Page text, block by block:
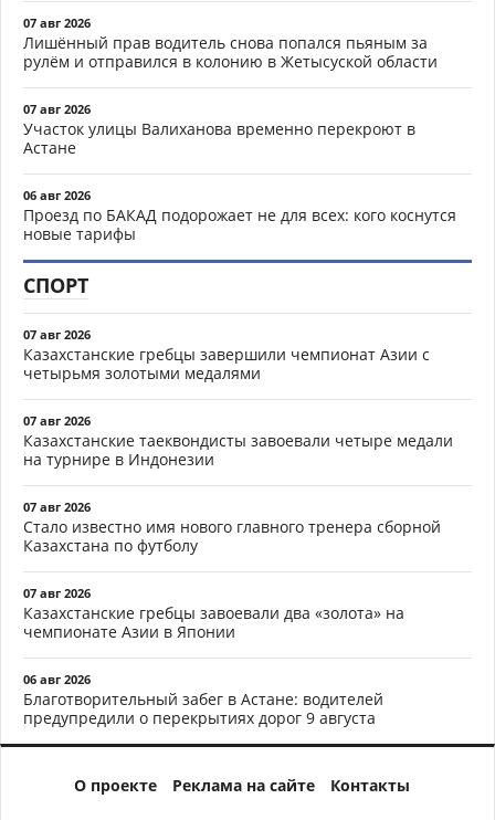
07 авг 2026
Лишённый прав водитель снова попался пьяным за
рулём и отправился в колонию в Жетысуской области
07 авг 2026
Участок улицы Валиханова временно перекроют в
Астане
06 авг 2026
Проезд по БАКАД подорожает не для всех: кого коснутся
новые тарифы
СПОРТ
07 авг 2026
Казахстанские гребцы завершили чемпионат Азии с
четырьмя золотыми медалями
07 авг 2026
Казахстанские таеквондисты завоевали четыре медали
на турнире в Индонезии
07 авг 2026
Стало известно имя нового главного тренера сборной
Казахстана по футболу
07 авг 2026
Казахстанские гребцы завоевали два «золота» на
чемпионате Азии в Японии
06 авг 2026
Благотворительный забег в Астане: водителей
предупредили о перекрытиях дорог 9 августа
О проекте Реклама на сайте Контакты